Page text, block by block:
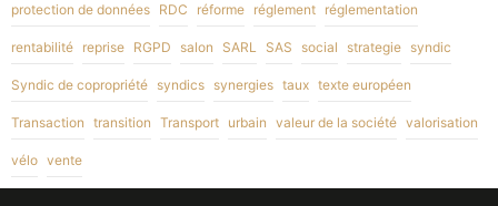
protection de données RDC réforme réglement réglementation
rentabilité reprise RGPD salon SARL SAS social strategie syndic
Syndic de copropriété syndics synergies taux texte européen
Transaction transition Transport urbain valeur de la société valorisation
vélo vente